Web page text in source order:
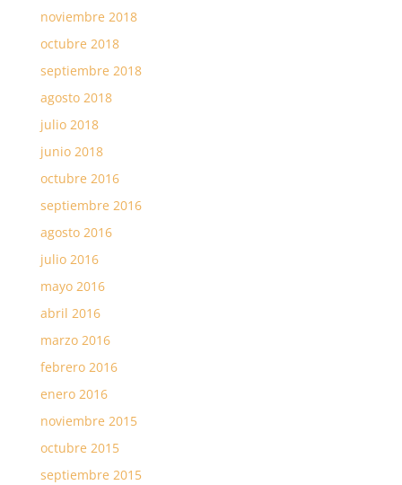
noviembre 2018
octubre 2018
septiembre 2018
agosto 2018
julio 2018
junio 2018
octubre 2016
septiembre 2016
agosto 2016
julio 2016
mayo 2016
abril 2016
marzo 2016
febrero 2016
enero 2016
noviembre 2015
octubre 2015
septiembre 2015